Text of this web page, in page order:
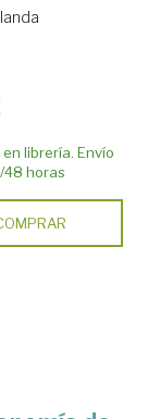
librería. Envío
48 horas